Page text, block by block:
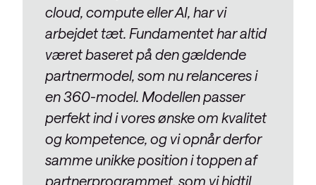
cloud, compute eller AI, har vi
arbejdet tæt. Fundamentet har altid
været baseret på den gældende
partnermodel, som nu relanceres i
en 360-model. Modellen passer
perfekt ind i vores ønske om kvalitet
og kompetence, og vi opnår derfor
samme unikke position i toppen af
partnerprogrammet, som vi hidtil